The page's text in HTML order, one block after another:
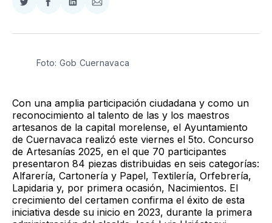
Compartir
Twitter
Compartir
Facebook
Compartir
LinkedIn
Compartir
Email
Foto: Gob Cuernavaca
Con una amplia participación ciudadana y como un
reconocimiento al talento de las y los maestros
artesanos de la capital morelense, el Ayuntamiento
de Cuernavaca realizó este viernes el 5to. Concurso
de Artesanías 2025, en el que 70 participantes
presentaron 84 piezas distribuidas en seis categorías:
Alfarería, Cartonería y Papel, Textilería, Orfebrería,
Lapidaria y, por primera ocasión, Nacimientos. El
crecimiento del certamen confirma el éxito de esta
iniciativa desde su inicio en 2023, durante la primera